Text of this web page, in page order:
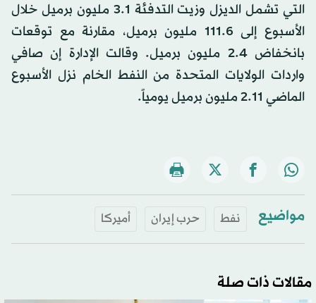
التي تشمل الديزل وزيت التدفئة 3.1 مليون برميل خلال
الأسبوع إلى 111.6 مليون برميل، مقارنة مع توقعات
بانخفاض 2.4 مليون برميل. وقالت الإدارة إن صافي
واردات الولايات المتحدة من النفط الخام نزل الأسبوع
الماضي 2.11 مليون برميل يومياً.
مواضيع نفط حرب إيران أميركا
مقالات ذات صلة